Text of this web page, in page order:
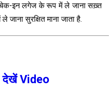
चेक-इन लगेज के रूप में ले जाना सख़्त
सुरक्षित माना जाता है.
देखें Video